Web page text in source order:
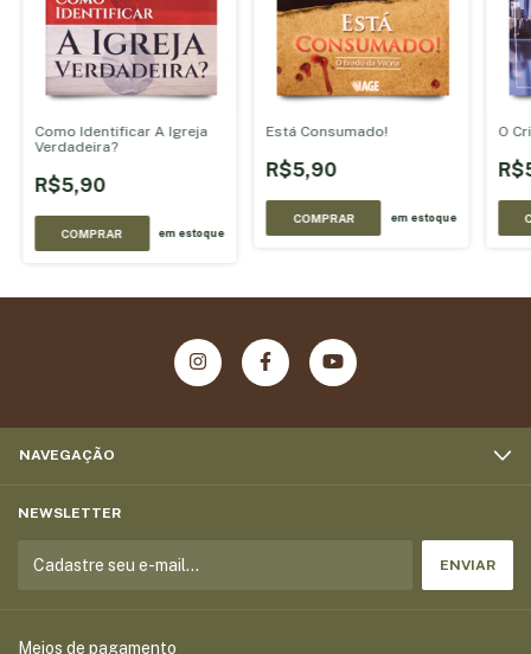
Como Identificar A Igreja
Verdadeira?
R$5,90
COMPRAR em estoque
Está Consumado!
R$5,90
COMPRAR em estoque
O
NAVEGAÇÃO
NEWSLETTER
Meios de pagamento